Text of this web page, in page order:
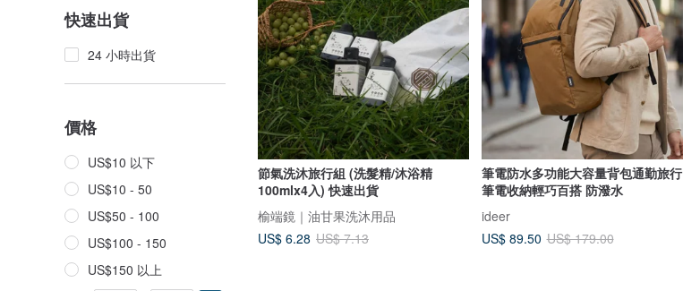
快速出貨
24 小時出貨
價格
US$10 以下
US$10 - 50
US$50 - 100
US$100 - 150
US$150 以上
節氣洗沐旅行組 (洗髮精/沐浴精
100mlx4入) 快速出貨
榆端鏡｜油甘果洗沐用品
US$ 6.28 US$ 7.13
筆電防水多功能大容量背包通勤旅行
筆電收納輕巧百搭 防潑水
ideer
US$ 89.50 US$ 179.00